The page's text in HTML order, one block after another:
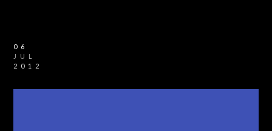
06
JUL
2012